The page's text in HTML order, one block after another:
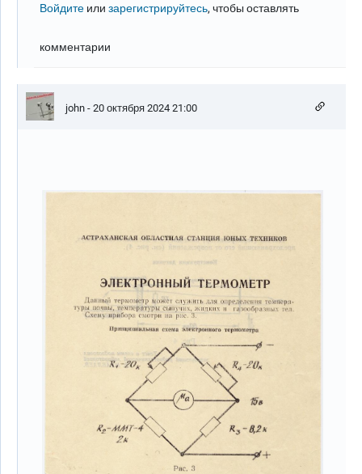
Войдите илизарегистрируйтесь, чтобы оставлять
комментарии
john - 20 октября 2024 21:00